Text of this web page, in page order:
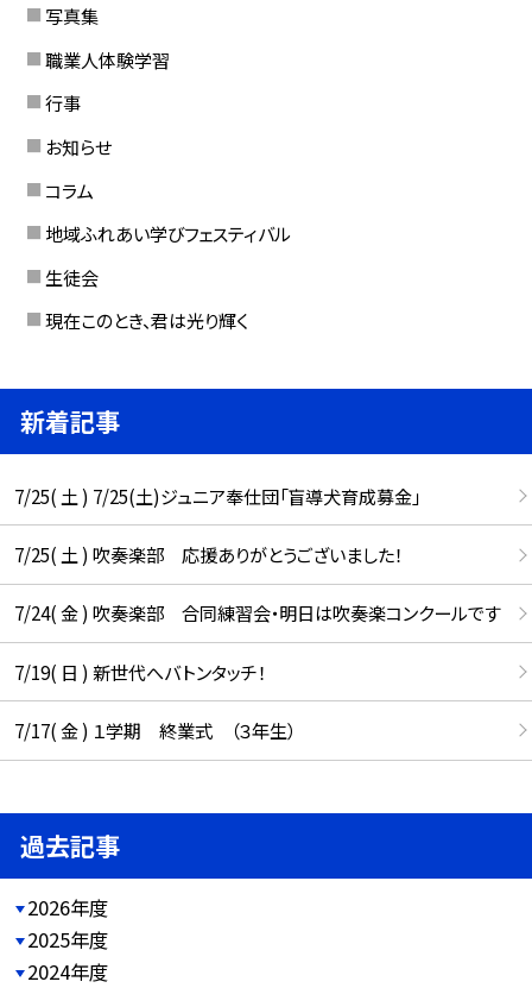
写真集
職業人体験学習
行事
お知らせ
コラム
地域ふれあい学びフェスティバル
生徒会
現在このとき、君は光り輝く
新着記事
7/25( 土 ) 7/25(土)ジュニア奉仕団「盲導犬育成募金」
7/25( 土 ) 吹奏楽部 応援ありがとうございました！
7/24( 金 ) 吹奏楽部 合同練習会・明日は吹奏楽コンクールです
7/19( 日 ) 新世代へバトンタッチ！
7/17( 金 ) １学期 終業式 （３年生）
過去記事
2026年度
2025年度
2024年度